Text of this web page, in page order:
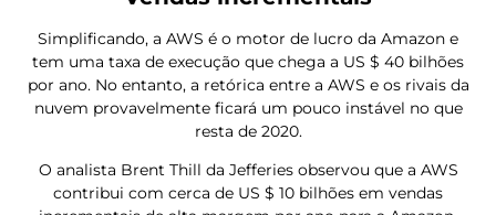
Simplificando, a AWS é o motor de lucro da Amazon e
tem uma taxa de execução que chega a US $ 40 bilhões
por ano. No entanto, a retórica entre a AWS e os rivais da
nuvem provavelmente ficará um pouco instável no que
resta de 2020.
O analista Brent Thill da Jefferies observou que a AWS
contribui com cerca de US $ 10 bilhões em vendas